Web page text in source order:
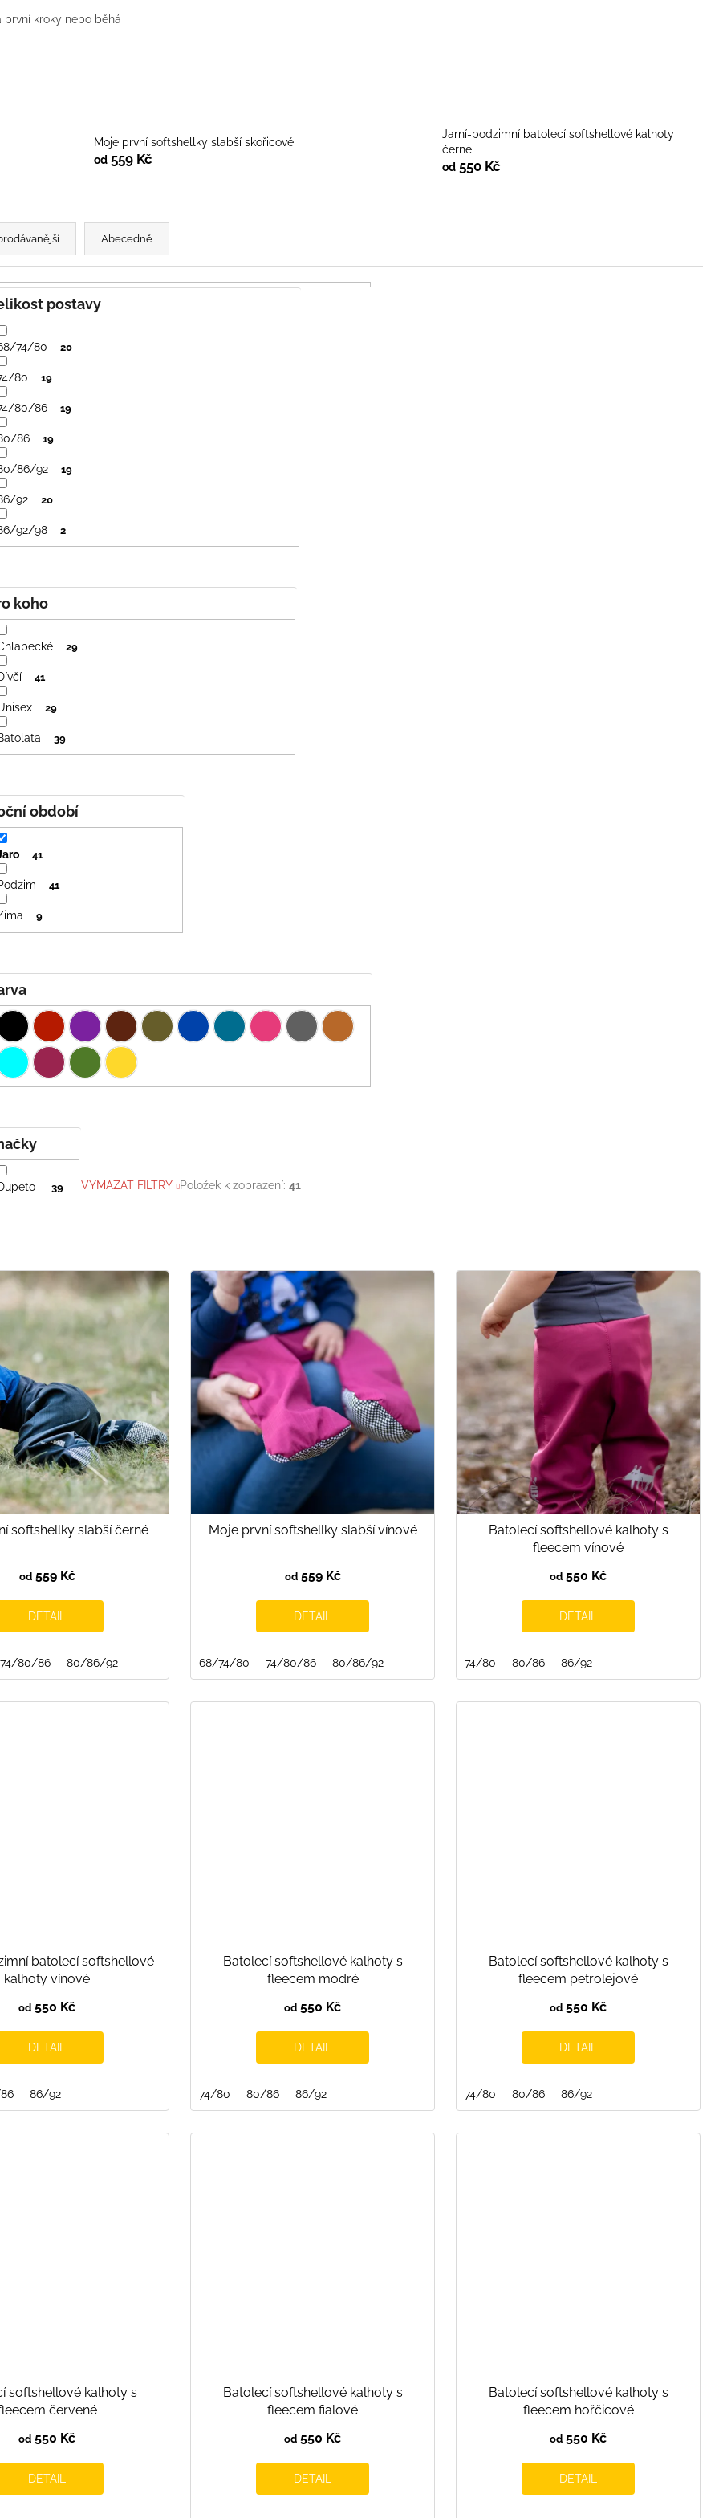
první kroky nebo běhá
Moje první softshellky slabší skořicové
od559 Kč
Jarní-podzimní batolecí softshellové kalhoty
černé
od 550 Kč
Abecedně
39
koho
29
41
29
39
období
41
41
9
postavy
74/80 20
80 19
80/86 19
86 19
86/92 19
92 20
92/98 2
VYMAZAT FILTRY Položek k zobrazení:41
softshellky slabší černé
od559 Kč
DETAIL
74/80/86 80/86/92
Moje první softshellky slabší vínové
od559 Kč
DETAIL
68/74/80 74/80/86 80/86/92
Batolecí softshellové kalhoty s
fleecem vínové
od 550 Kč
DETAIL
74/80 80/86 86/92
batolecí softshellové
kalhoty vínové
od 550 Kč
DETAIL
86/92
Batolecí softshellové kalhoty s
fleecem modré
od 550 Kč
DETAIL
74/80 80/86 86/92
Batolecí softshellové kalhoty s
fleecem petrolejové
od 550 Kč
DETAIL
74/80 80/86 86/92
softshellové kalhoty s
červené
od 550 Kč
DETAIL
Batolecí softshellové kalhoty s
fleecem fialové
od 550 Kč
DETAIL
Batolecí softshellové kalhoty s
fleecem hořčicové
od 550 Kč
DETAIL